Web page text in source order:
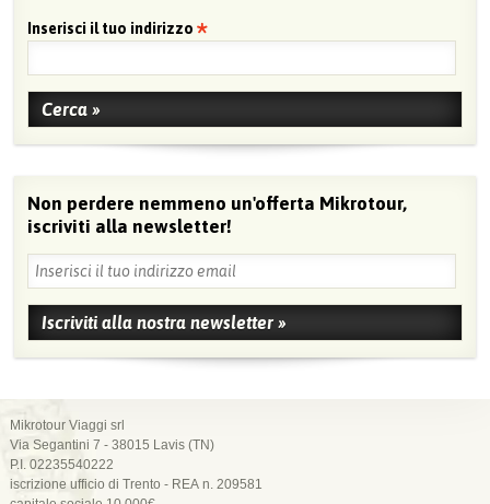
Inserisci il tuo indirizzo
Non perdere nemmeno un'offerta Mikrotour,
iscriviti alla newsletter!
Mikrotour Viaggi srl
Via Segantini 7 - 38015 Lavis (TN)
P.I. 02235540222
iscrizione ufficio di Trento - REA n. 209581